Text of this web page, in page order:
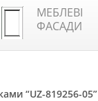
МЕБЛЕВІ
ФАСАДИ
“UZ-819256-05”